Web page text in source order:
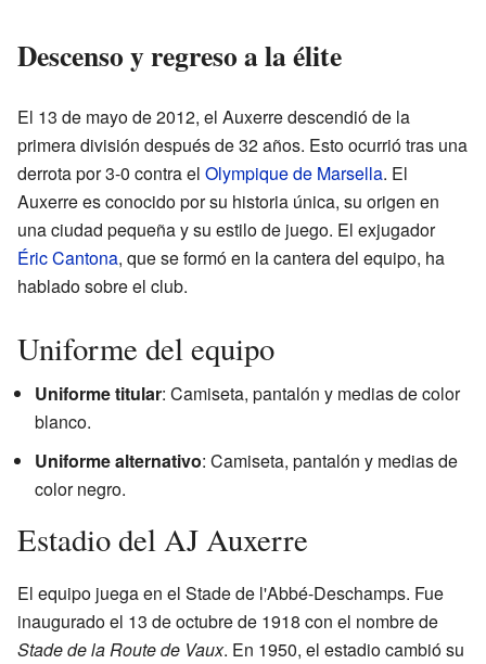
Descenso y regreso a la élite
El 13 de mayo de 2012, el Auxerre descendió de la
primera división después de 32 años. Esto ocurrió tras una
derrota por 3-0 contra el Olympique de Marsella. El
Auxerre es conocido por su historia única, su origen en
una ciudad pequeña y su estilo de juego. El exjugador
Éric Cantona, que se formó en la cantera del equipo, ha
hablado sobre el club.
Uniforme del equipo
Uniforme titular: Camiseta, pantalón y medias de color
blanco.
Uniforme alternativo: Camiseta, pantalón y medias de
color negro.
Estadio del AJ Auxerre
El equipo juega en el Stade de l'Abbé-Deschamps. Fue
inaugurado el 13 de octubre de 1918 con el nombre de
Stade de la Route de Vaux. En 1950, el estadio cambió su